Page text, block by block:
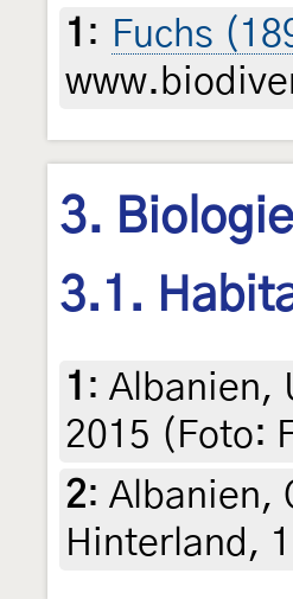
1 : Fuchs
3. Biologie
3.1.
1 : Albanien,
2015 (Foto:
2: Albanien,
Hinterland,